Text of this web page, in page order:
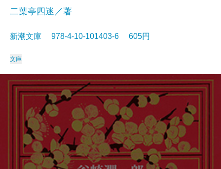
二葉亭四迷／著
新潮文庫 978-4-10-101403-6 605円
文庫